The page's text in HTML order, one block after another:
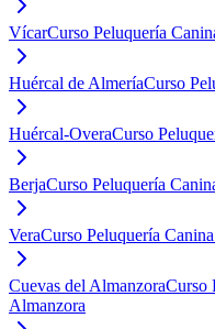
VícarCurso Peluquería
Huércal de AlmeríaCurso
Huércal-OveraCurso
BerjaCurso Peluquería
VeraCurso Peluquería
Cuevas del AlmanzoraCurso
Almanzora